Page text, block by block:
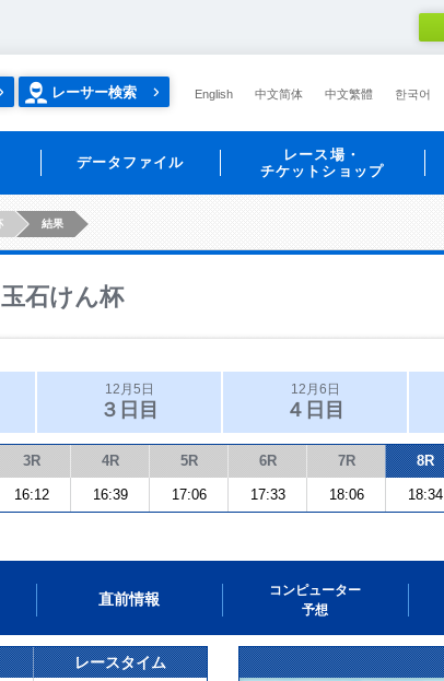
レーサー検索 English 中文简体 中文繁體 한국어
データファイル
レース場・
チケットショップ
結果
石けん杯
12月5日
３日目
12月6日
４日目
3R 4R 5R 6R 7R 8R
16:12 16:39 17:06 17:33 18:06 18:34
直前情報
コンピューター
予想
レースタイム